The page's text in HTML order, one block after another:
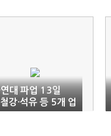
대 파업 13일
강·석유 등 5개 업
하 피해액 3조500